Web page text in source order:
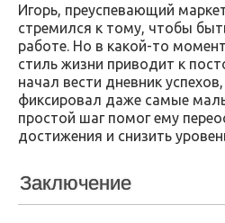
Игорь, преуспевающий
стремился к тому, чтобы
работе. Но в какой-то
стиль жизни приводит к
начал вести дневник
фиксировал даже самые
простой шаг помог ему
достижения и снизить
Заключение